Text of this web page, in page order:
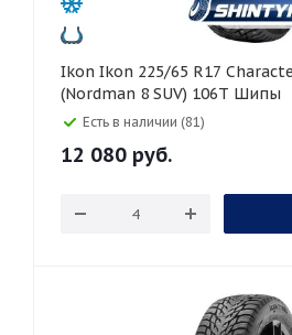
Ikon Ikon 225/65 R17 Character Ice 8 SUV
(Nordman 8 SUV) 106T Шипы
Есть в наличии (81)
12 080 руб.